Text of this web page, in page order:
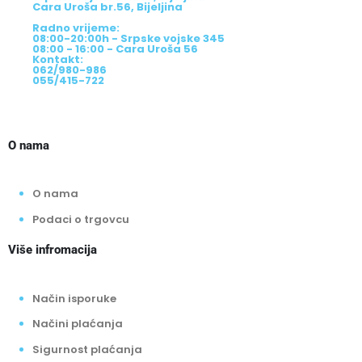
Cara Uroša br.56, Bijeljina
Radno vrijeme:
08:00-20:00h - Srpske vojske 345
08:00 - 16:00 - Cara Uroša 56
Kontakt:
062/980-986
055/415-722
O nama
O nama
Podaci o trgovcu
Više infromacija
Način isporuke
Načini plaćanja
Sigurnost plaćanja